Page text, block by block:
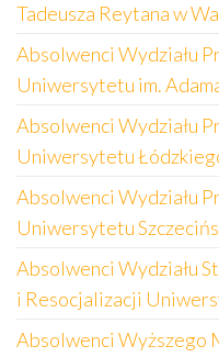
Tadeusza Reytana w
Absolwenci Wydziału
Uniwersytetu im.
Absolwenci Wydziału
Uniwersytetu
Absolwenci Wydziału
Uniwersytetu
Absolwenci Wydziału
i Resocjalizacji
Absolwenci Wyższego